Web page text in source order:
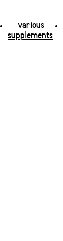
various
supplements